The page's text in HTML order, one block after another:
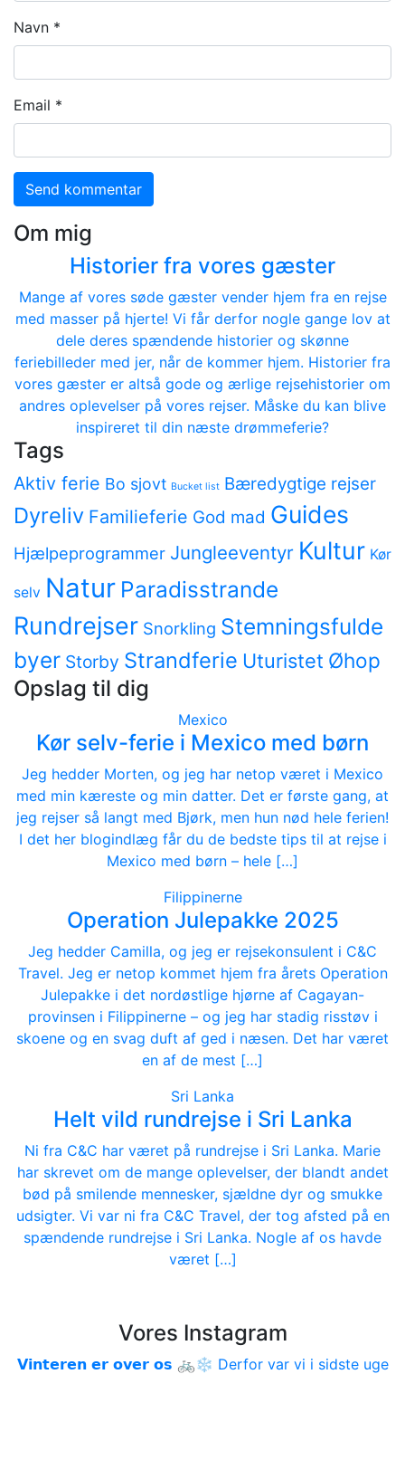
Navn *
Email *
Om mig
Historier fra vores gæster
Mange af vores søde gæster vender hjem fra en rejse
med masser på hjerte! Vi får derfor nogle gange lov at
dele deres spændende historier og skønne
feriebilleder med jer, når de kommer hjem. Historier fra
vores gæster er altså gode og ærlige rejsehistorier om
andres oplevelser på vores rejser. Måske du kan blive
inspireret til din næste drømmeferie?
Tags
Aktiv ferie Bo sjovt Bucket list Bæredygtige rejser
Dyreliv Familieferie God mad Guides
Hjælpeprogrammer Jungleeventyr Kultur Kør
selv Natur Paradisstrande
Rundrejser Snorkling Stemningsfulde
byer Storby Strandferie Uturistet Øhop
Opslag til dig
Mexico
Kør selv-ferie i Mexico med børn
Jeg hedder Morten, og jeg har netop været i Mexico
med min kæreste og min datter. Det er første gang, at
jeg rejser så langt med Bjørk, men hun nød hele ferien!
I det her blogindlæg får du de bedste tips til at rejse i
Mexico med børn – hele […]
Filippinerne
Operation Julepakke 2025
Jeg hedder Camilla, og jeg er rejsekonsulent i C&C
Travel. Jeg er netop kommet hjem fra årets Operation
Julepakke i det nordøstlige hjørne af Cagayan-
provinsen i Filippinerne – og jeg har stadig risstøv i
skoene og en svag duft af ged i næsen. Det har været
en af de mest […]
Sri Lanka
Helt vild rundrejse i Sri Lanka
Ni fra C&C har været på rundrejse i Sri Lanka. Marie
har skrevet om de mange oplevelser, der blandt andet
bød på smilende mennesker, sjældne dyr og smukke
udsigter. Vi var ni fra C&C Travel, der tog afsted på en
spændende rundrejse i Sri Lanka. Nogle af os havde
været […]
Vores Instagram
𝗩𝗶𝗻𝘁𝗲𝗿𝗲𝗻 𝗲𝗿 𝗼𝘃𝗲𝗿 𝗼𝘀 🚲❄️ Derfor var vi i sidste uge